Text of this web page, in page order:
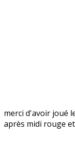
merci d'avoir joué
après midi rouge et